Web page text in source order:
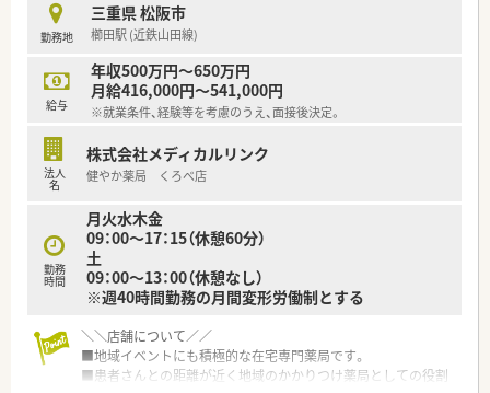
勤務地
三重県 松阪市
櫛田駅 (近鉄山田線)
給与
年収500万円～650万円
月給416,000円～541,000円
※就業条件、経験等を考慮のうえ、面接後決定。
法人
名
株式会社メディカルリンク
健やか薬局 くろべ店
勤務
時間
月火水木金
09：00～17：15（休憩60分）
土
09：00～13：00（休憩なし）
※週40時間勤務の月間変形労働制とする
＼＼店舗について／／
■地域イベントにも積極的な在宅専門薬局です。
■患者さんとの距離が近く地域のかかりつけ薬局としての役割